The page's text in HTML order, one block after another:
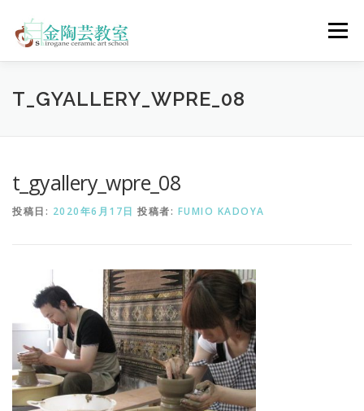
メニュー
陶芸体験コース ウェディングコース
ENGLISH
T_GYALLERY_WPRE_08
t_gyallery_wpre_08
投稿日: 2020年6月17日 投稿者: FUMIO KADOYA